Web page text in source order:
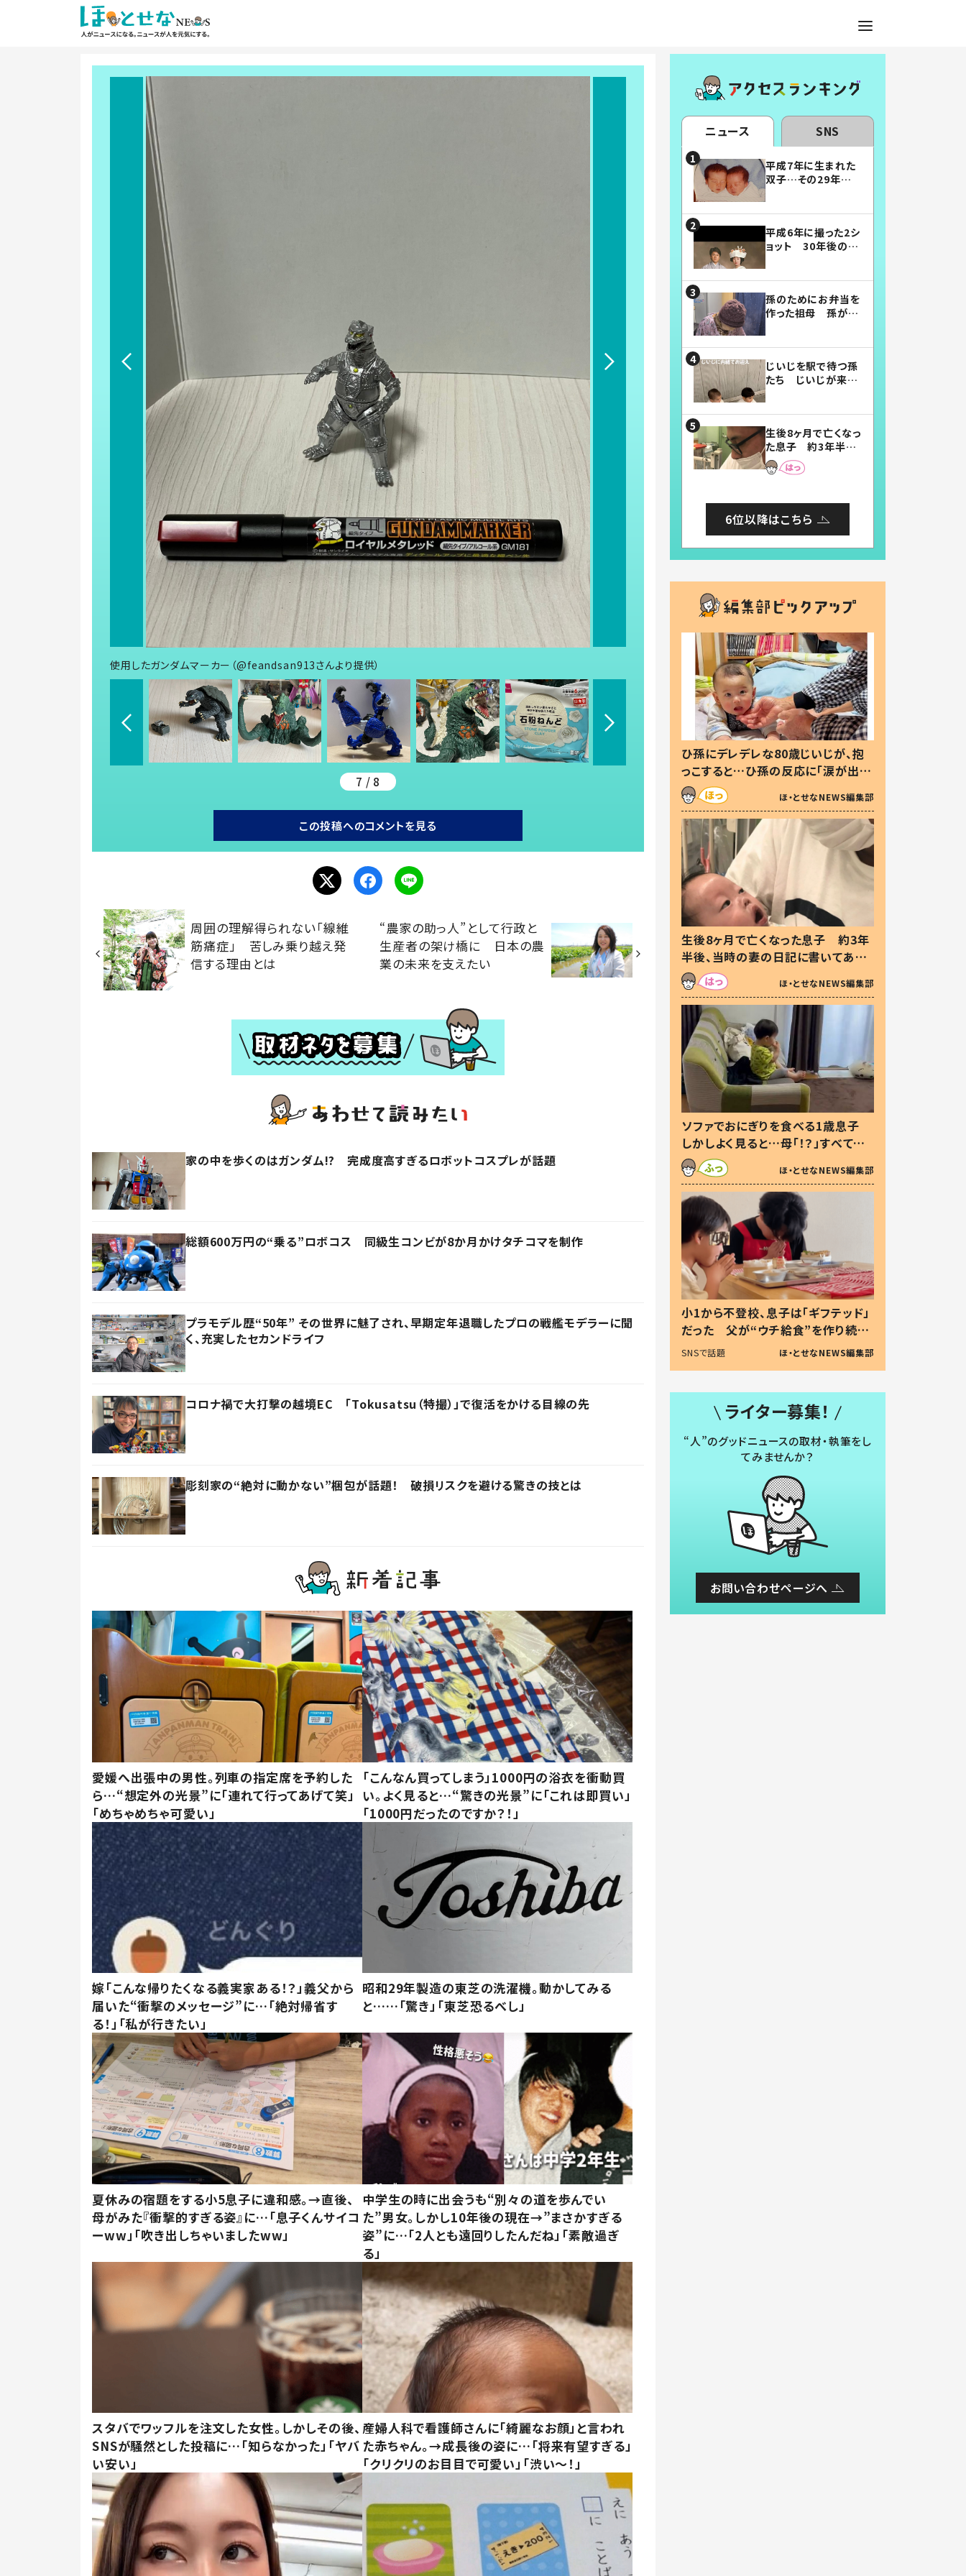
使用したガンダムマーカー（@feandsan913さんより提供）
7 / 8
この投稿へのコメントを見る
周囲の理解得られない「線維
筋痛症」 苦しみ乗り越え発
信する理由とは
“農家の助っ人”として行政と
生産者の架け橋に 日本の農
業の未来を支えたい
家の中を歩くのはガンダム!? 完成度高すぎるロボットコスプレが話題
総額600万円の“乗る”ロボコス 同級生コンビが8か月かけタチコマを制作
プラモデル歴“50年” その世界に魅了され、早期定年退職したプロの戦艦モデラーに聞
く、充実したセカンドライフ
コロナ禍で大打撃の越境EC 「Tokusatsu（特撮）」で復活をかける目線の先
彫刻家の“絶対に動かない”梱包が話題！ 破損リスクを避ける驚きの技とは
愛媛へ出張中の男性。列車の指定席を予約した
ら…“想定外の光景”に「連れて行ってあげて笑」
「めちゃめちゃ可愛い」
「こんなん買ってしまう」1000円の浴衣を衝動買
い。よく見ると…“驚きの光景”に「これは即買い」
「1000円だったのですか？！」
嫁「こんな帰りたくなる義実家ある！？」義父から
届いた“衝撃のメッセージ”に…「絶対帰省す
る！」「私が行きたい」
昭和29年製造の東芝の洗濯機。動かしてみる
と……「驚き」「東芝恐るべし」
夏休みの宿題をする小5息子に違和感。→直後、
母がみた『衝撃的すぎる姿』に…「息子くんサイコ
ーww」「吹き出しちゃいましたww」
中学生の時に出会うも“別々の道を歩んでい
た”男女。しかし10年後の現在→”まさかすぎる
姿”に…「2人とも遠回りしたんだね」「素敵過ぎ
る」
スタバでワッフルを注文した女性。しかしその後、
SNSが騒然とした投稿に…「知らなかった」「ヤバ
い安い」
産婦人科で看護師さんに「綺麗なお顔」と言われ
た赤ちゃん。→成長後の姿に…「将来有望すぎる」
「クリクリのお目目で可愛い」「渋い～！」
ニュース SNS
平成7年に生まれた
双子…その29年後
平成6年に撮った2シ
ョット 30年後の姿
孫のためにお弁当を
作った祖母 孫が絶
じいじを駅で待つ孫
たち じいじが来た
まらない」「幸せにな
れる」
生後8ヶ月で亡くなっ
た息子 約3年半
後、当時の妻の日記
に書いてあった本音
6位以降はこちら
ひ孫にデレデレな80歳じいじが、抱
っこすると…ひ孫の反応に「涙が出ま
した」「可愛くて仕方ない」
ほ・とせなNEWS編集部
生後8ヶ月で亡くなった息子 約3年
半後、当時の妻の日記に書いてあっ
た本音とは
ほ・とせなNEWS編集部
ソファでおにぎりを食べる1歳息子
しかしよく見ると…母「！？」すべてを
察した母の投稿に「可愛いから許
す！」「現行犯〜」
ほ・とせなNEWS編集部
小1から不登校、息子は「ギフテッド」
だった 父が“ウチ給食”を作り続け
る理由とは #令和の親 #令和の子
SNSで話題 ほ・とせなNEWS編集部
ライター募集！
“人”のグッドニュースの取材・執筆をし
てみませんか？
お問い合わせページへ